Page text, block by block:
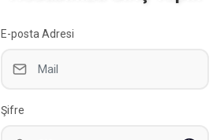
E-posta Adresi
Şifre